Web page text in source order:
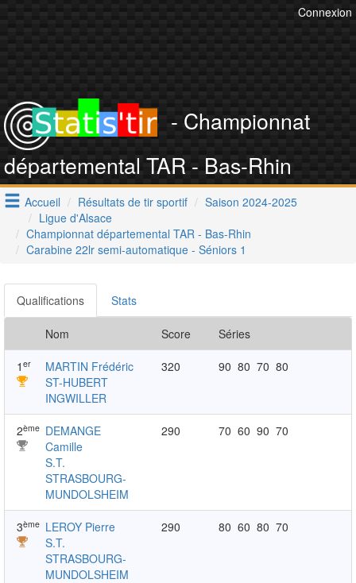
Connexion
- Championnat
départemental TAR - Bas-Rhin
Accueil Résultats de tir sportif
Saison 2024-2025
Ligue d'Alsace
Championnat départemental TAR - Bas-Rhin
Carabine 22lr semi-automatique - Séniors 1
Qualifications Stats
Nom Score Séries
1 er
MARTIN Frédéric
ST-HUBERT
INGWILLER
320 90 80 70 80
2ème DEMANGE
Camille
S.T.
STRASBOURG-
MUNDOLSHEIM
290 70 60 90 70
3ème LEROY Pierre
S.T.
STRASBOURG-
MUNDOLSHEIM
290 80 60 80 70